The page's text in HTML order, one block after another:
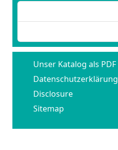
Unser Katalog als PDF
Datenschutzerklärung
Disclosure
Sitemap